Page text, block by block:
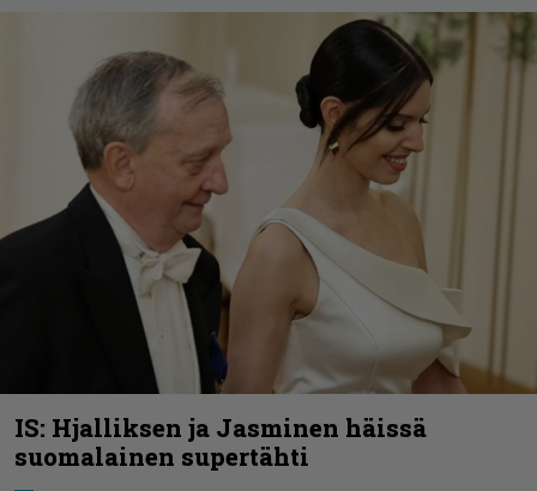
IS: Hjalliksen ja Jasminen häissä
suomalainen supertähti